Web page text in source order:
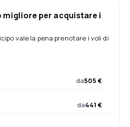
migliore per acquistare i
vale la pena prenotare i voli di
da505 €
da441 €